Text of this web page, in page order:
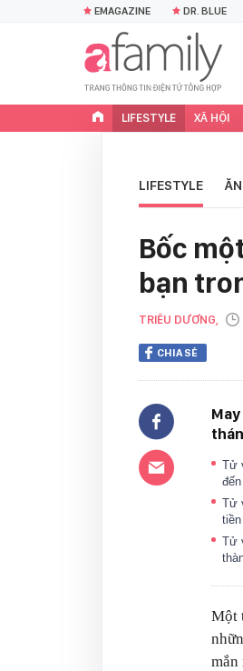
EMAGAZINE DR. BLUE
LIFESTYLE XÃ HỘI
LIFESTYLE
Bốc
bạn
TRIÊU DƯƠNG,
CHIA SẺ
Tử
Tử
Tử
Một
mắn